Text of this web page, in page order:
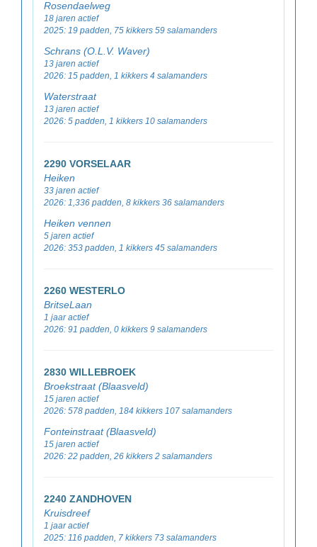
Rosendaelweg
18 jaren actief
2025: 19 padden, 75 kikkers 59 salamanders
Schrans (O.L.V. Waver)
13 jaren actief
2026: 15 padden, 1 kikkers 4 salamanders
Waterstraat
13 jaren actief
2026: 5 padden, 1 kikkers 10 salamanders
2290 VORSELAAR
Heiken
33 jaren actief
2026: 1,336 padden, 8 kikkers 36 salamanders
Heiken vennen
5 jaren actief
2026: 353 padden, 1 kikkers 45 salamanders
2260 WESTERLO
BritseLaan
1 jaar actief
2026: 91 padden, 0 kikkers 9 salamanders
2830 WILLEBROEK
Broekstraat (Blaasveld)
15 jaren actief
2026: 578 padden, 184 kikkers 107 salamanders
Fonteinstraat (Blaasveld)
15 jaren actief
2026: 22 padden, 26 kikkers 2 salamanders
2240 ZANDHOVEN
Kruisdreef
1 jaar actief
2025: 116 padden, 7 kikkers 73 salamanders